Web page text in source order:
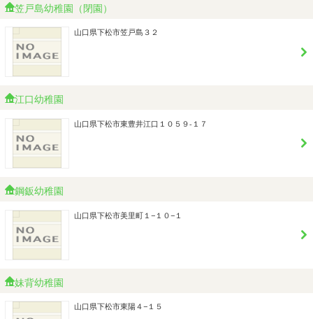
笠戸島幼稚園（閉園）
山口県下松市笠戸島３２
江口幼稚園
山口県下松市東豊井江口１０５９-１７
鋼鈑幼稚園
山口県下松市美里町１−１０−１
妹背幼稚園
山口県下松市東陽４−１５